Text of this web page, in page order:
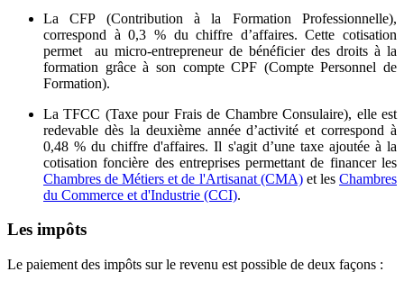
La CFP (Contribution à la Formation Professionnelle),
correspond à 0,3 % du chiffre d’affaires. Cette cotisation
permet au micro-entrepreneur de bénéficier des droits à la
formation grâce à son compte CPF (Compte Personnel de
Formation).
La TFCC (Taxe pour Frais de Chambre Consulaire), elle est
redevable dès la deuxième année d’activité et correspond à
0,48 % du chiffre d'affaires. Il s'agit d’une taxe ajoutée à la
cotisation foncière des entreprises permettant de financer les
Chambres de Métiers et de l'Artisanat (CMA)et lesChambres
du Commerce et d'Industrie (CCI).
Les impôts
Le paiement des impôts sur le revenu est possible de deux façons :